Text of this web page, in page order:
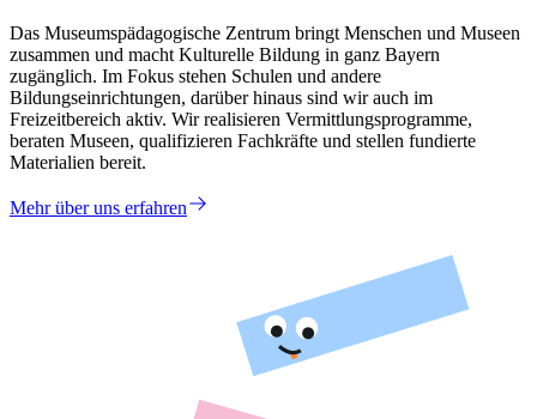
Das Museumspädagogische Zentrum bringt Menschen und Museen
zusammen und macht Kulturelle Bildung in ganz Bayern
zugänglich. Im Fokus stehen Schulen und andere
Bildungseinrichtungen, darüber hinaus sind wir auch im
Freizeitbereich aktiv. Wir realisieren Vermittlungsprogramme,
beraten Museen, qualifizieren Fachkräfte und stellen fundierte
Materialien bereit.
Mehr über uns erfahren